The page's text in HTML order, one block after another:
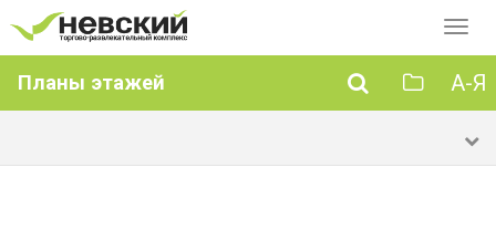
Планы этажей А-Я